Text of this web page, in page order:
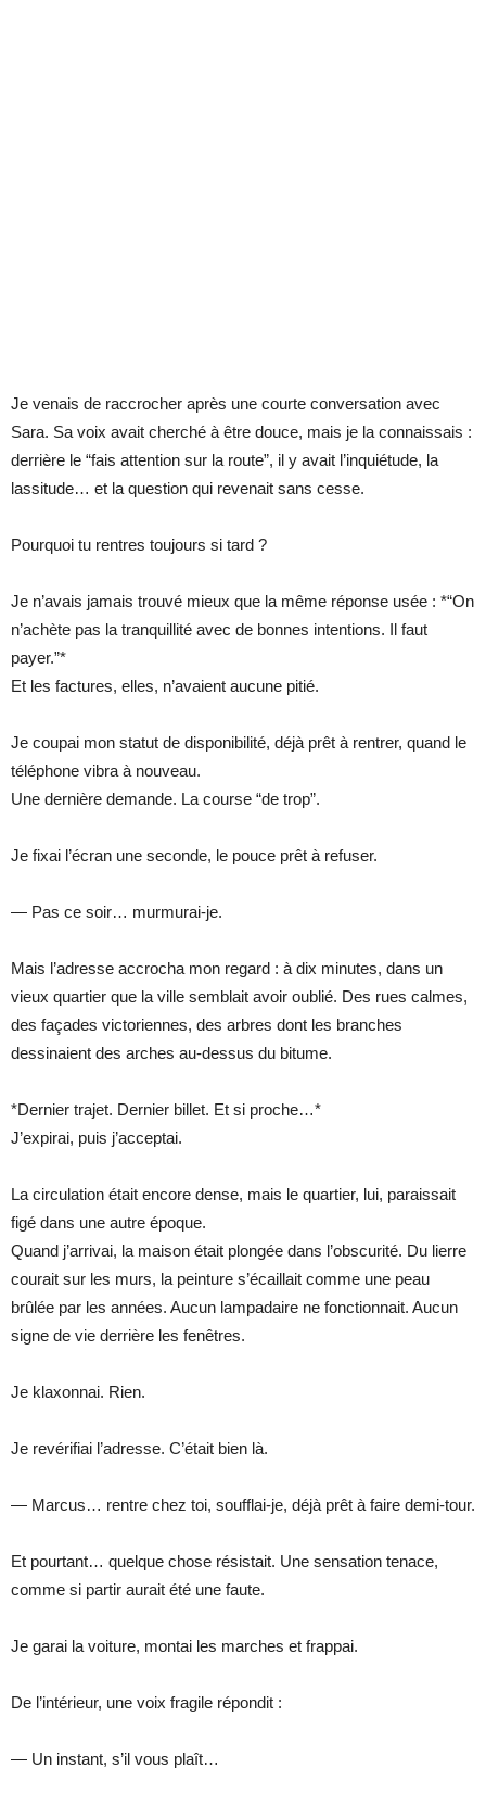
Je venais de raccrocher après une courte conversation avec
Sara. Sa voix avait cherché à être douce, mais je la connaissais :
derrière le “fais attention sur la route”, il y avait l’inquiétude, la
lassitude… et la question qui revenait sans cesse.
Pourquoi tu rentres toujours si tard ?
Je n’avais jamais trouvé mieux que la même réponse usée : *“On
n’achète pas la tranquillité avec de bonnes intentions. Il faut
payer.”*
Et les factures, elles, n’avaient aucune pitié.
Je coupai mon statut de disponibilité, déjà prêt à rentrer, quand le
téléphone vibra à nouveau.
Une dernière demande. La course “de trop”.
Je fixai l’écran une seconde, le pouce prêt à refuser.
— Pas ce soir… murmurai-je.
Mais l’adresse accrocha mon regard : à dix minutes, dans un
vieux quartier que la ville semblait avoir oublié. Des rues calmes,
des façades victoriennes, des arbres dont les branches
dessinaient des arches au-dessus du bitume.
*Dernier trajet. Dernier billet. Et si proche…*
J’expirai, puis j’acceptai.
La circulation était encore dense, mais le quartier, lui, paraissait
figé dans une autre époque.
Quand j’arrivai, la maison était plongée dans l’obscurité. Du lierre
courait sur les murs, la peinture s’écaillait comme une peau
brûlée par les années. Aucun lampadaire ne fonctionnait. Aucun
signe de vie derrière les fenêtres.
Je klaxonnai. Rien.
Je revérifiai l’adresse. C’était bien là.
— Marcus… rentre chez toi, soufflai-je, déjà prêt à faire demi-tour.
Et pourtant… quelque chose résistait. Une sensation tenace,
comme si partir aurait été une faute.
Je garai la voiture, montai les marches et frappai.
De l’intérieur, une voix fragile répondit :
— Un instant, s’il vous plaît…